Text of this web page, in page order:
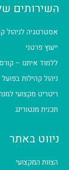
השירותים
אסטרטגיה לניהול
ייעוץ פרטני
ללמוד איתנו –
ניהול קהילות בפועל
ריטריט מקצועי
תכנית מנטורינג
ניווט באתר
הצוות המקצועי